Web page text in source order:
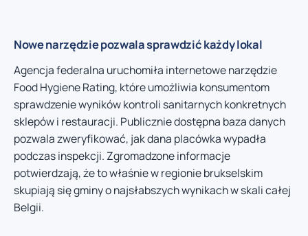
Nowe narzędzie pozwala sprawdzić każdy lokal
Agencja federalna uruchomiła internetowe narzędzie
Food Hygiene Rating, które umożliwia konsumentom
sprawdzenie wyników kontroli sanitarnych konkretnych
sklepów i restauracji. Publicznie dostępna baza danych
pozwala zweryfikować, jak dana placówka wypadła
podczas inspekcji. Zgromadzone informacje
potwierdzają, że to właśnie w regionie brukselskim
skupiają się gminy o najsłabszych wynikach w skali całej
Belgii.